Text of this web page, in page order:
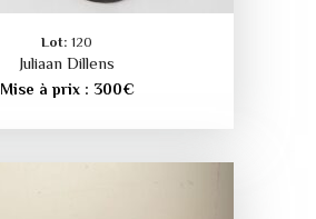
Lot: 120
Juliaan Dillens
Mise à prix : 300€